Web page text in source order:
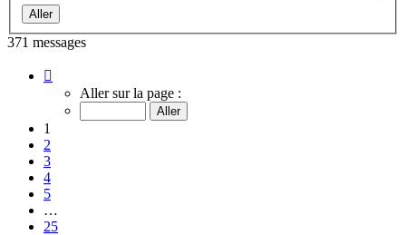
371 messages
sur
Aller sur la page :
1
2
3
4
5
…
25